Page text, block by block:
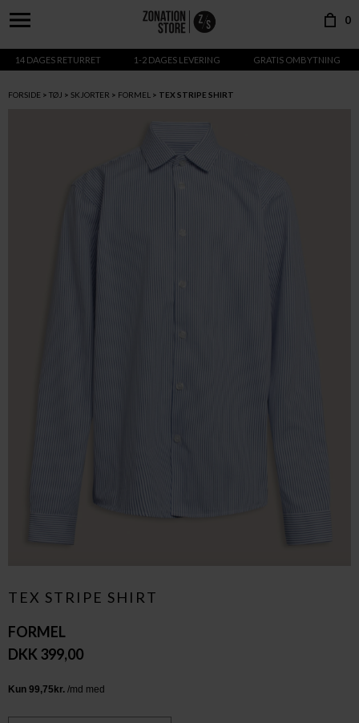
0
14 DAGES RETURRET 1-2 DAGES LEVERING GRATIS OMBYTNING
FORSIDE TØJ SKJORTER FORMEL TEX STRIPE SHIRT
TEX STRIPE SHIRT
FORMEL
DKK 399,00